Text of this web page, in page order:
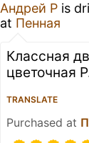
Андрей Р is
at Пенная
Классная
цветочная
TRANSLATE
Purchased at